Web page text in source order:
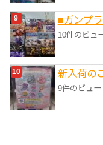
■ガンプ
10件のビュ
新入荷の
9件のビュー